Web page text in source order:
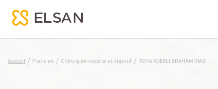
TCHANDERLI BRAHAM RIAD
Accueil / Praticien / Chirurgien visceral et digestif / TCHANDERLI BRAHAM RIAD